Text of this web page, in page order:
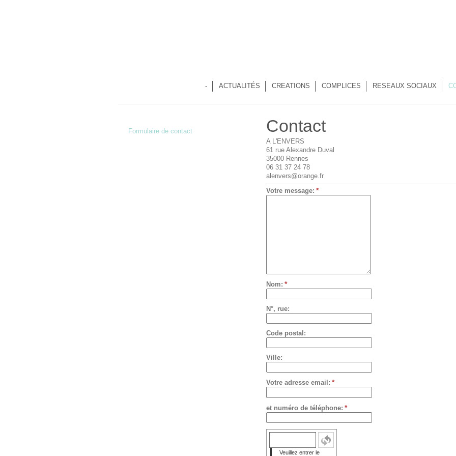
- ACTUALITÉS CREATIONS COMPLICES RESEAUX SOCIAUX
Contact
A L'ENVERS
61 rue Alexandre Duval
35000 Rennes
06 31 37 24 78
alenvers@orange.fr
Votre message: *
Nom: *
N°, rue:
Code postal:
Ville:
Votre adresse email: *
et numéro de téléphone: *
Veuillez entrer le
Formulaire de contact